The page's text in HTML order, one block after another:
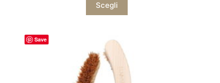
Scegliprodotto
ha
Le
opzioni
possono
essere
scelte
Save